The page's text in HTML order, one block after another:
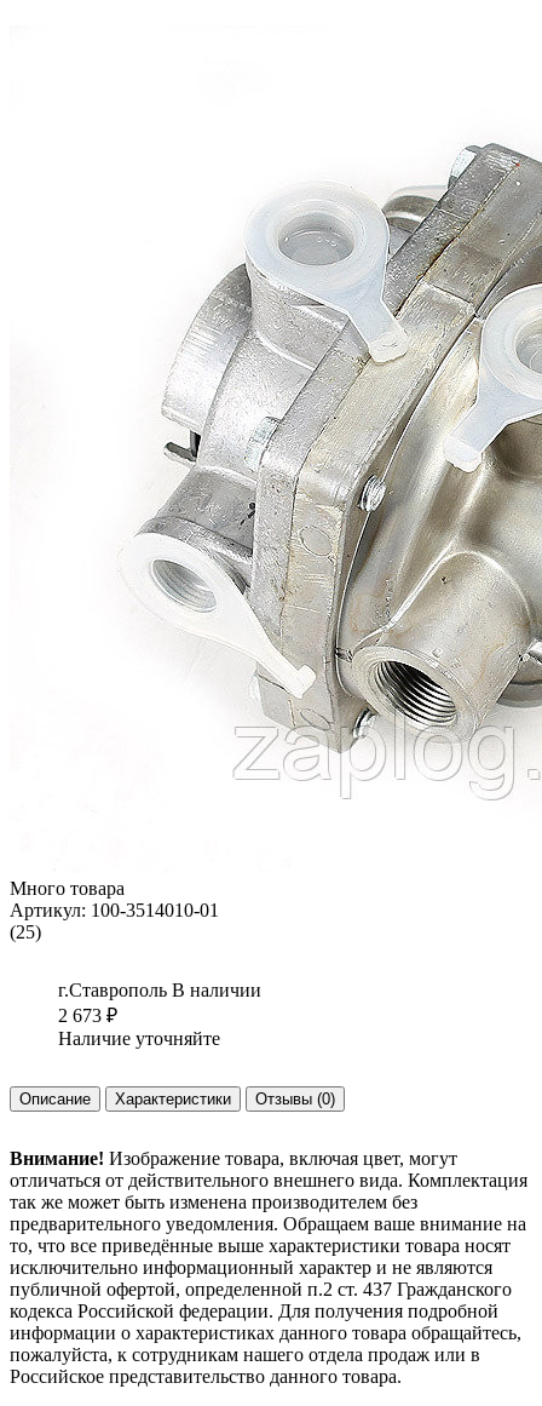
Много товара
Артикул: 100-3514010-01
(25)
г.Ставрополь В наличии
2 673 ₽
Наличие уточняйте
Описание Характеристики Отзывы (0)
Внимание! Изображение товара, включая цвет, могут
отличаться от действительного внешнего вида. Комплектация
так же может быть изменена производителем без
предварительного уведомления. Обращаем ваше внимание на
то, что все приведённые выше характеристики товара носят
исключительно информационный характер и не являются
публичной офертой, определенной п.2 ст. 437 Гражданского
кодекса Российской федерации. Для получения подробной
информации о характеристиках данного товара обращайтесь,
пожалуйста, к сотрудникам нашего отдела продаж или в
Российское представительство данного товара.